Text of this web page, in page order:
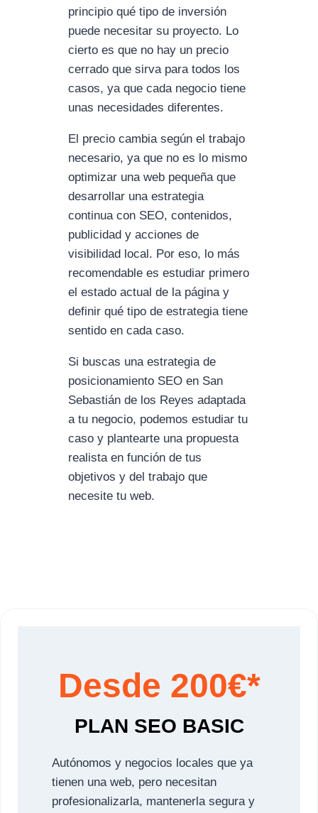
principio qué tipo de inversión
puede necesitar su proyecto. Lo
cierto es que no hay un precio
cerrado que sirva para todos los
casos, ya que cada negocio tiene
unas necesidades diferentes.
El precio cambia según el trabajo
necesario, ya que no es lo mismo
optimizar una web pequeña que
desarrollar una estrategia
continua con SEO, contenidos,
publicidad y acciones de
visibilidad local. Por eso, lo más
recomendable es estudiar primero
el estado actual de la página y
definir qué tipo de estrategia tiene
sentido en cada caso.
Si buscas una estrategia de
posicionamiento SEO en San
Sebastián de los Reyes adaptada
a tu negocio, podemos estudiar tu
caso y plantearte una propuesta
realista en función de tus
objetivos y del trabajo que
necesite tu web.
Desde 200€*
PLAN SEO BASIC
Autónomos y negocios locales que ya
tienen una web, pero necesitan
profesionalizarla, mantenerla segura y